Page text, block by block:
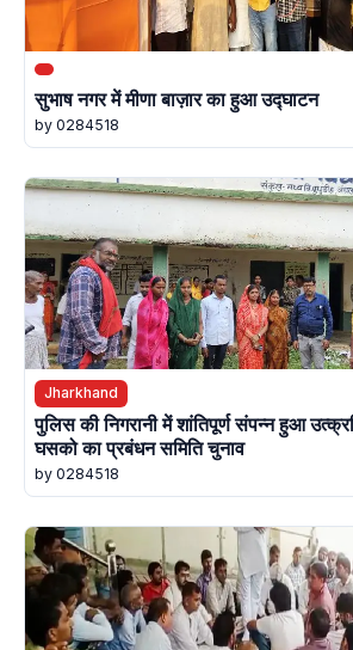
सुभाष नगर में मीणा बाज़ार का हुआ उद्घाटन
by 0284518
Jharkhand
पुलिस की निगरानी में शांतिपूर्ण संपन्न हुआ
घसको का प्रबंधन समिति चुनाव
by 0284518